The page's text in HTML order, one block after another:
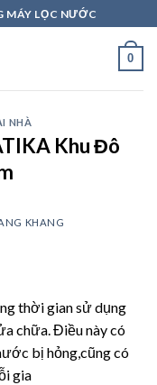
MÁY LỌC NƯỚC
0
NHÀ
Khu Đô
KHANG
thời gian sử dụng
chữa. Điều này có
bị hỏng,cũng có
gia